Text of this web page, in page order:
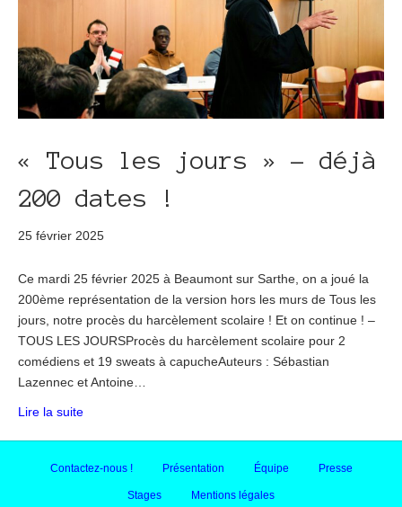
« Tous les jours » – déjà
200 dates !
25 février 2025
Ce mardi 25 février 2025 à Beaumont sur Sarthe, on a joué la
200ème représentation de la version hors les murs de Tous les
jours, notre procès du harcèlement scolaire ! Et on continue ! –
TOUS LES JOURSProcès du harcèlement scolaire pour 2
comédiens et 19 sweats à capucheAuteurs : Sébastian
Lazennec et Antoine…
Lire la suite
Contactez-nous ! Présentation Équipe Presse
Stages Mentions légales